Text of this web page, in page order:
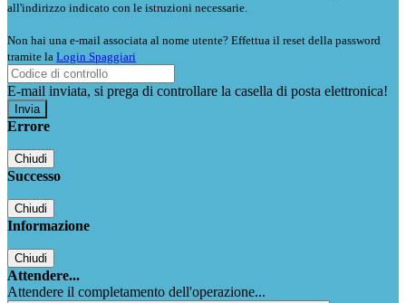
all'indirizzo indicato con le istruzioni necessarie.
Non hai una e-mail associata al nome utente? Effettua il reset della password
tramite la Login Spaggiari
E-mail inviata, si prega di controllare la casella di posta elettronica!
Errore
Chiudi
Successo
Chiudi
Informazione
Chiudi
Attendere...
Attendere il completamento dell'operazione...